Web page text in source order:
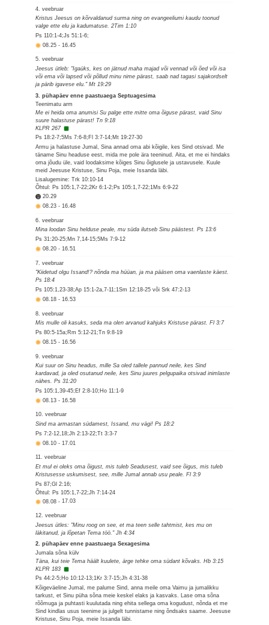
4. veebruar
Kristus Jeesus on kõrvaldanud surma ning on evangeeliumi kaudu toonud
valge ette elu ja kadumatuse. 2Tim 1:10
Ps 110:1-4;Js 51:1-6;
08.25- 16.45
5. veebruar
Jeesus ütleb: "Igaüks, kes on jätnud maha majad või vennad või õed või isa
või ema või lapsed või põllud minu nime pärast, saab nad tagasi sajakordselt
ja pärib igavese elu." Mt 19:29
3. pühapäev enne paastuaega Septuagesima
Teenimatu arm
Me ei heida oma anumisi Su palge ette mitte oma õiguse pärast, vaid Sinu
suure halastuse pärast! Tn 9:18
KLPR 267
Ps 18:2-7;5Ms 7:6-8;Fl 3:7-14;Mt 19:27-30
Armu ja halastuse Jumal, Sina annad oma abi kõigile, kes Sind otsivad. Me
täname Sinu headuse eest, mida me pole ära teeninud. Aita, et me ei hindaks
oma jõudu üle, vaid loodaksime kõiges Sinu õiglusele ja ustavusele. Kuule
meid Jeesuse Kristuse, Sinu Poja, meie Issanda läbi.
Lisalugemine: Trk 10:10-14
Õhtul: Ps 105:1,7-22;2Kr 6:1-2;Ps 105:1,7-22;1Ms 6:9-22
20.29
08.23- 16.48
6. veebruar
Mina loodan Sinu helduse peale, mu süda ilutseb Sinu päästest. Ps 13:6
Ps 31:20-25;Mn 7,14-15;5Ms 7:9-12
08.20- 16.51
7. veebruar
"Kiidetud olgu Issand!? nõnda ma hüüan, ja ma pääsen oma vaenlaste käest.
Ps 18:4
Ps 105:1,23-38;Ap 15:1-2a,7-11;1Sm 12:18-25 või Srk 47:2-13
08.18- 16.53
8. veebruar
Mis mulle oli kasuks, seda ma olen arvanud kahjuks Kristuse pärast. Fl 3:7
Ps 80:5-15a;Rm 5:12-21;Tn 9:8-19
08.15- 16.56
9. veebruar
Kui suur on Sinu headus, mille Sa oled tallele pannud neile, kes Sind
kardavad, ja oled osutanud neile, kes Sinu juures pelgupaika otsivad inimlaste
nähes. Ps 31:20
Ps 105:1,39-45;Ef 2:8-10;Ho 11:1-9
08.13- 16.58
10. veebruar
Sind ma armastan südamest, Issand, mu vägi! Ps 18:2
Ps 7:2-12,18;Jh 2:13-22;Tt 3:3-7
08.10- 17.01
11. veebruar
Et mul ei oleks oma õigust, mis tuleb Seadusest, vaid see õigus, mis tuleb
Kristusesse uskumisest, see, mille Jumal annab usu peale. Fl 3:9
Ps 87;Gl 2:16;
Õhtul: Ps 105:1,7-22;Jh 7:14-24
08.08-17.03
12. veebruar
Jeesus ütles: "Minu roog on see, et ma teen selle tahtmist, kes mu on
läkitanud, ja lõpetan Tema töö." Jh 4:34
2. pühapäev enne paastuaega Sexagesima
Jumala sõna külv
Täna, kui teie Tema häält kuulete, ärge tehke oma südant kõvaks. Hb 3:15
KLPR 183
Ps 44:2-5;Ho 10:12-13;1Kr 3:7-15;Jh 4:31-38
Kõigeväeline Jumal, me palume Sind, anna meile oma Vaimu ja jumalikku
tarkust, et Sinu püha sõna meie keskel elaks ja kasvaks. Lase oma sõna
rõõmuga ja puhtasti kuulutada ning ehita sellega oma kogudust, nõnda et me
Sind kindlas usus teenime ja julgelt tunnistame ning õndsaks saame. Jeesuse
Kristuse, Sinu Poja, meie Issanda läbi.